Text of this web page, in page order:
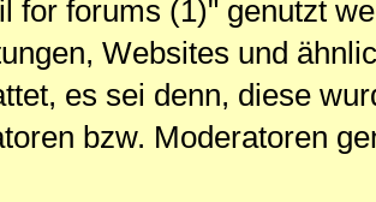
for forums (1)" genutzt
Websites und
es sei denn, diese
bzw. Moderatoren